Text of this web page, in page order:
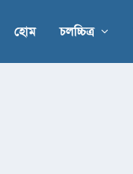
হোম চলচ্চিত্র